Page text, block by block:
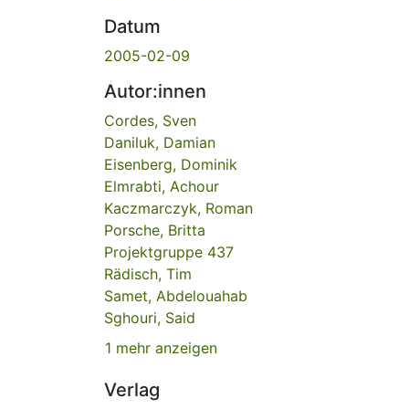
Datum
2005-02-09
Autor:innen
Cordes, Sven
Daniluk, Damian
Eisenberg, Dominik
Elmrabti, Achour
Kaczmarczyk, Roman
Porsche, Britta
Projektgruppe 437
Rädisch, Tim
Samet, Abdelouahab
Sghouri, Said
1 mehr anzeigen
Verlag